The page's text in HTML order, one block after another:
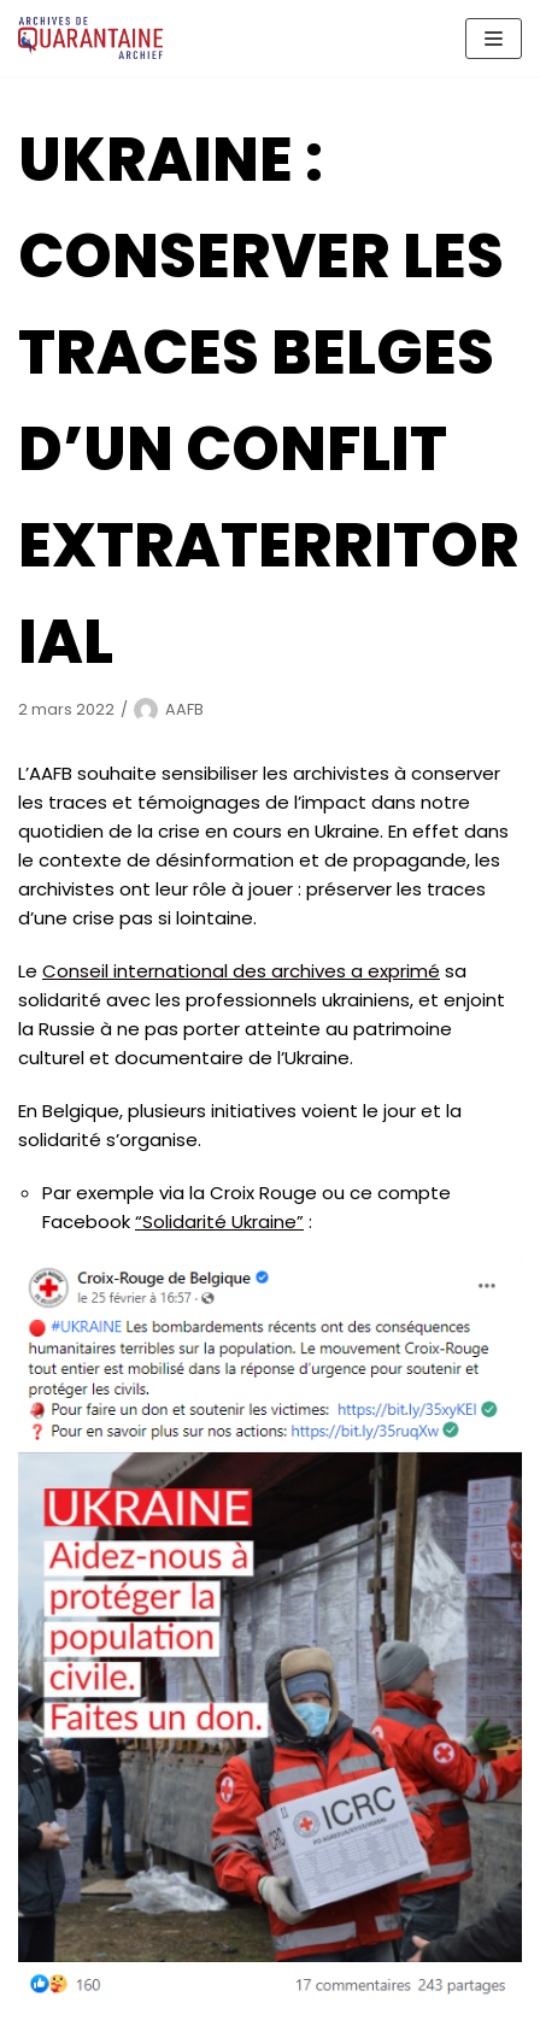
Aller
au
UKRAINE :
CONSERVER LES
TRACES BELGES
D’UN CONFLIT
EXTRATERRITOR
IAL
2 mars 2022 AAFB
L’AAFB souhaite sensibiliser les archivistes à conserver
les traces et témoignages de l’impact dans notre
quotidien de la crise en cours en Ukraine. En effet dans
le contexte de désinformation et de propagande, les
archivistes ont leur rôle à jouer : préserver les traces
d’une crise pas si lointaine.
Le Conseil international des archives a exprimé sa
solidarité avec les professionnels ukrainiens, et enjoint
la Russie à ne pas porter atteinte au patrimoine
culturel et documentaire de l’Ukraine.
En Belgique, plusieurs initiatives voient le jour et la
solidarité s’organise.
Par exemple via la Croix Rouge ou ce compte
Facebook“Solidarité Ukraine”: